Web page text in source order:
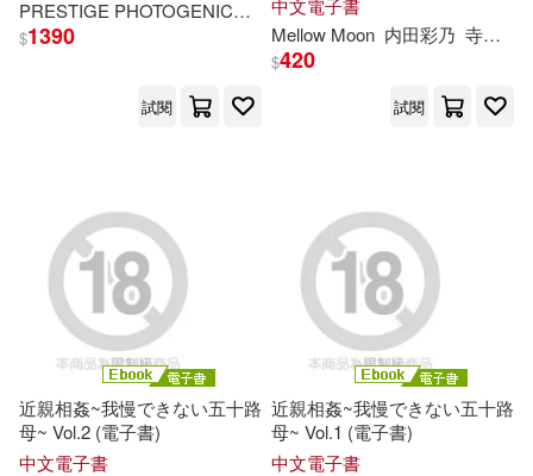
李義哈(1) 松坂美紀(1)
河南美術出版社（編）(1)
河合あすな(1) 波多野結衣(1)
涼森れむ(1) 深澤亞希(1)
清家道子(1) 渡辺真紀(1)
PRESTIGE PHOTOGENICS あおいれな きみと歩実
$1390
試閱
中文電子書
Mellow Moon 内田彩乃 寺島
$420
試閱
近親相姦~我慢できない五十路
母~ Vol.2 (電子書)
中文電子書
近親相姦~我慢できない五十路
母~ Vol.1 (電子書)
中文電子書